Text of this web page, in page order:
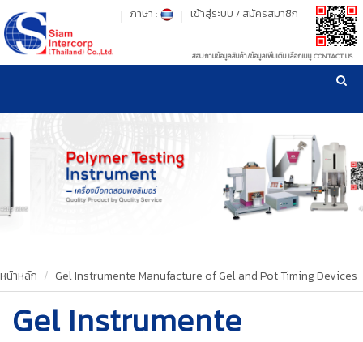
รู้ลึก รู้จริง เรื่องเครื่องมือทดสอบวัสดุ ! ยืน 1 เรื่องมาตรฐานการให้บริการ
เข้าสู่ระบบ / สมัครสมาชิก
ภาษา :
สอบถามข้อมูลสินค้า/ข้อมูลเพิ่มเติม เลือกเมนู CONTACT US
PRODUCT
OUR WORKS
CALIBRATION
หน้าหลัก Gel Instrumente Manufacture of Gel and Pot Timing Devices
Gel Instrumente